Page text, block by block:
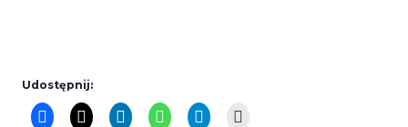
Udostępnij: